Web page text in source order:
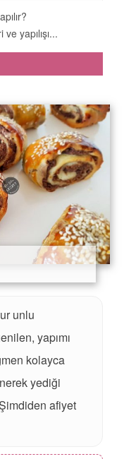
yapılışı...
unlu
yapımı
kolayca
yediği
afiyet